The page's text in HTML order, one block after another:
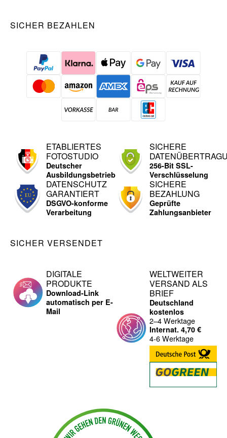
SICHER BEZAHLEN
ETABLIERTES
FOTOSTUDIO
Deutscher
Ausbildungsbetrieb
SICHERE
256-Bit SSL-
Verschlüsselung
DATENSCHUTZ
GARANTIERT
DSGVO-konforme
Verarbeitung
SICHERE
BEZAHLUNG
Geprüfte
Zahlungsanbieter
SICHER VERSENDET
DIGITALE
PRODUKTE
Download-Link
automatisch per E-
Mail
WELTWEITER
VERSAND ALS
BRIEF
Deutschland
kostenlos
2–4 Werktage
Internat. 4,70 €
4-6 Werktage